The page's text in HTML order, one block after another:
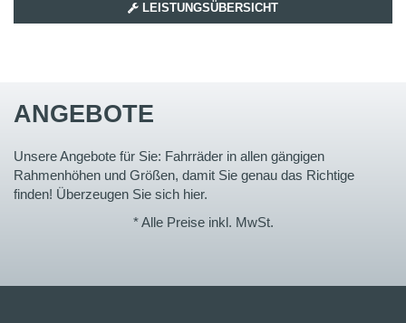
LEISTUNGSÜBERSICHT
ANGEBOTE
Unsere Angebote für Sie: Fahrräder in allen gängigen
Rahmenhöhen und Größen, damit Sie genau das Richtige
finden! Überzeugen Sie sich hier.
* Alle Preise inkl. MwSt.